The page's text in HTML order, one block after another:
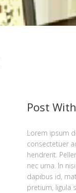
Post
Lorem ipsum
consectetuer
hendrerit.
nec urna. In
dapibus id,
pretium, ligula